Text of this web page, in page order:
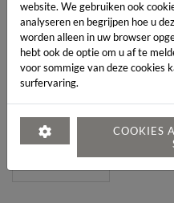
LENGTE:*
MAAT:*
Heeft u een vraag over dit artikel?
website. We gebruiken ook
analyseren en begrijpen hoe u
worden alleen in uw browser
hebt ook de optie om u af te
voor sommige van deze cookies
surfervaring.
COOKIES